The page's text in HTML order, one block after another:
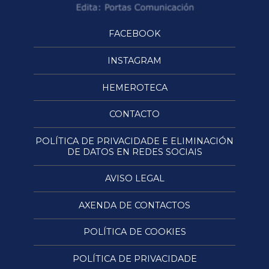
FACEBOOK
INSTAGRAM
HEMEROTECA
CONTACTO
POLÍTICA DE PRIVACIDADE E ELIMINACIÓN
DE DATOS EN REDES SOCIAIS
AVISO LEGAL
AXENDA DE CONTACTOS
POLÍTICA DE COOKIES
POLÍTICA DE PRIVACIDADE